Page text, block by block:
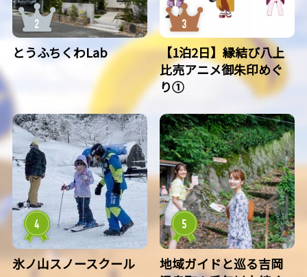
とうふちくわLab
【1泊2日】縁結び八上
比売アニメ御朱印めぐ
り①
氷ノ山スノースクール
地域ガイドと巡る吉岡